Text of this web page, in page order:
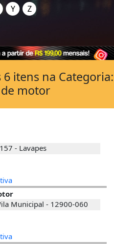
Y Z
- Lavapes
Municipal - 12900-060
itens na Categoria:
motor